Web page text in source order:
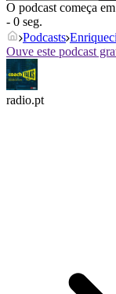
O podcast começa em
- 0 seg.
Podcasts
Ouve este podcast
radio.pt